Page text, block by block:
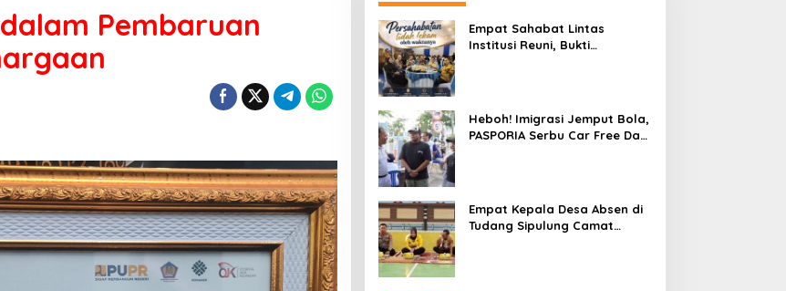
Pembaruan
Empat Sahabat Lintas
Institusi Reuni, Bukti
Heboh! Imigrasi Jemput Bola,
PASPORIA Serbu Car Free Day
Empat Kepala Desa Absen di
Tudang Sipulung Camat